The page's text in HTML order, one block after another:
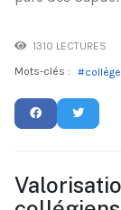
1310 LECTURES
Mots-clés :
collège